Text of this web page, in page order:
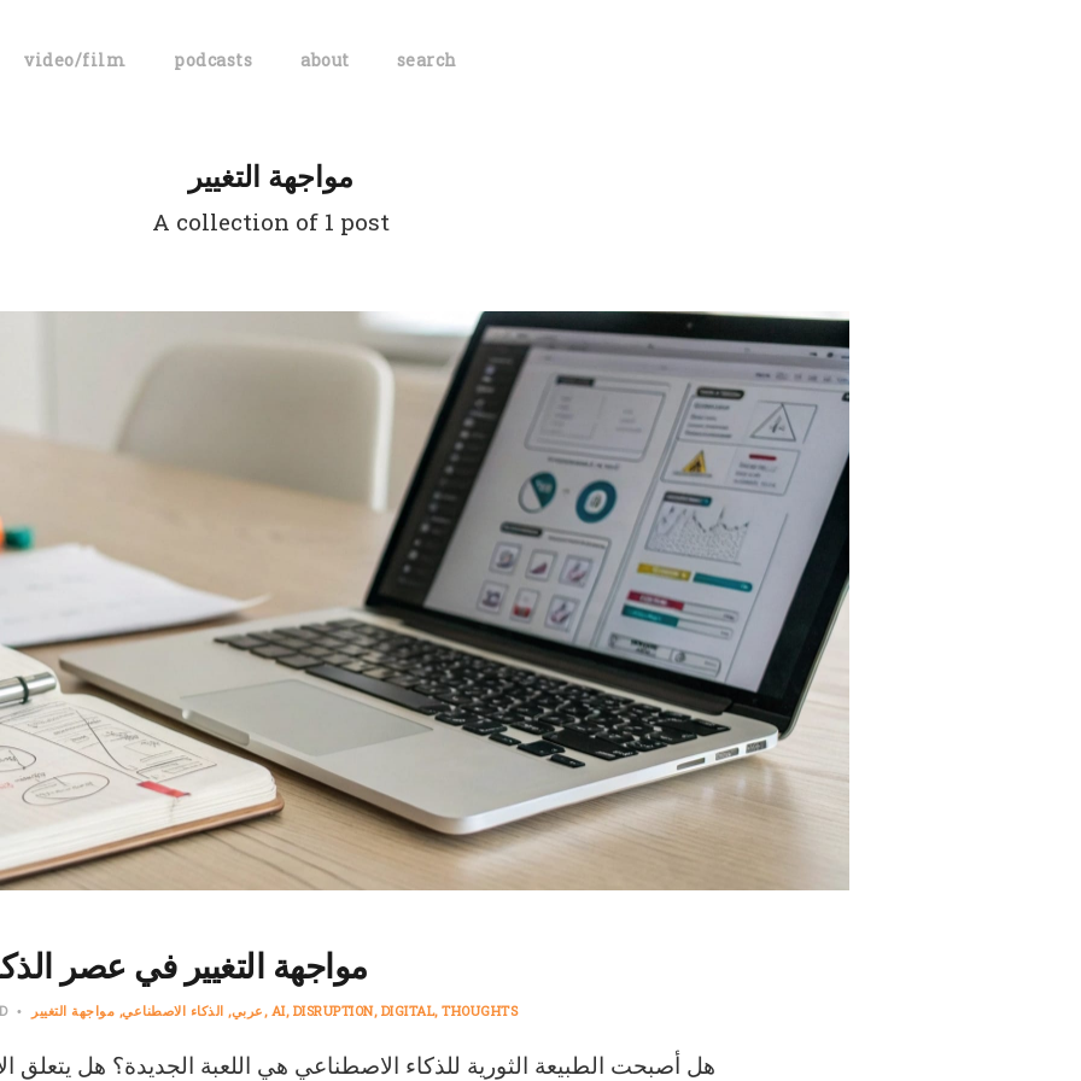
video/film podcasts about search
مواجهة التغيير
A collection of 1 post
مواجهة التغيير في عصر
عربي الذكاء الاصطناعي مواجهة التغيير AI DISRUPTION DIGITAL THOUGHTS
هل أصبحت الطبيعة الثورية للذكاء الاصطناعي هي اللعبة الجديدة؟ هل يتعلق